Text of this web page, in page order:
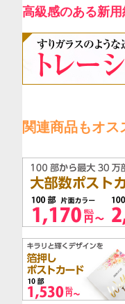
高級感のある新
関連商品もオス